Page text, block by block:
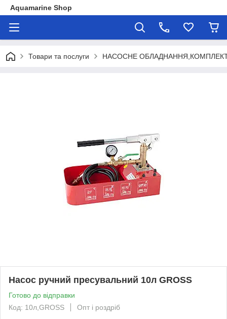
Aquamarine Shop
Товари та послуги НАСОСНЕ
Насос ручний пресувальний 10л GROSS
Готово до відправки
Код: 10л,GROSS
Опт і роздріб